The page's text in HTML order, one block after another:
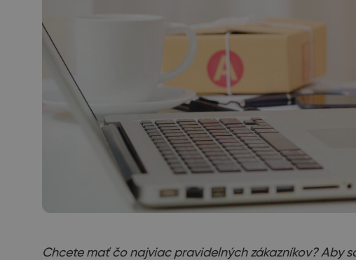
Chcete mať čo najviac pravidelných zákazníkov? Aby